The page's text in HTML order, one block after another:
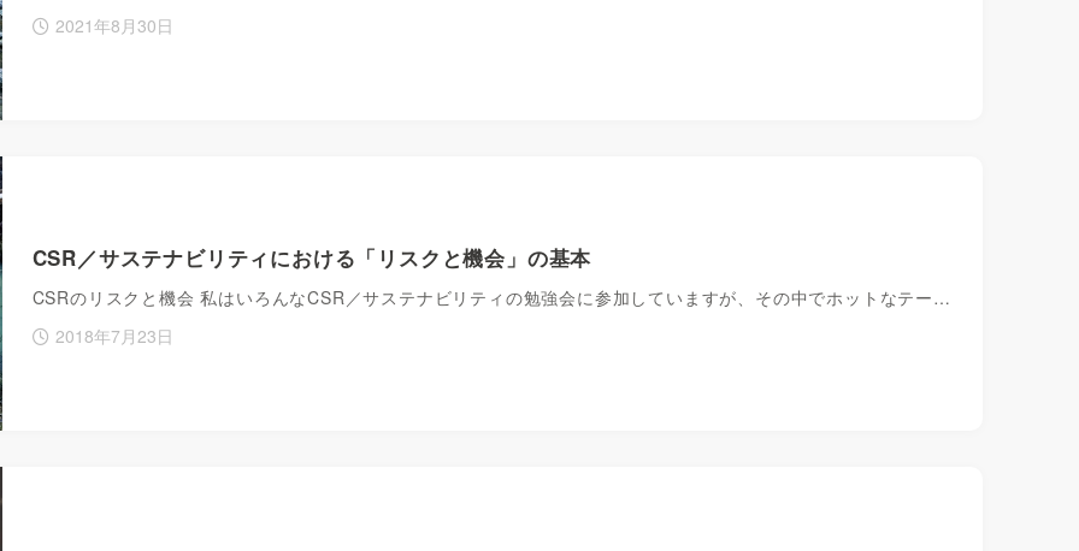
2021年8月30日
CSR／サステナビリティにおける「リスクと機会」の基本
CSRのリスクと機会 私はいろんなCSR／サステナビリティの勉強会に参加していますが、その中でホットなテー…
2018年7月23日